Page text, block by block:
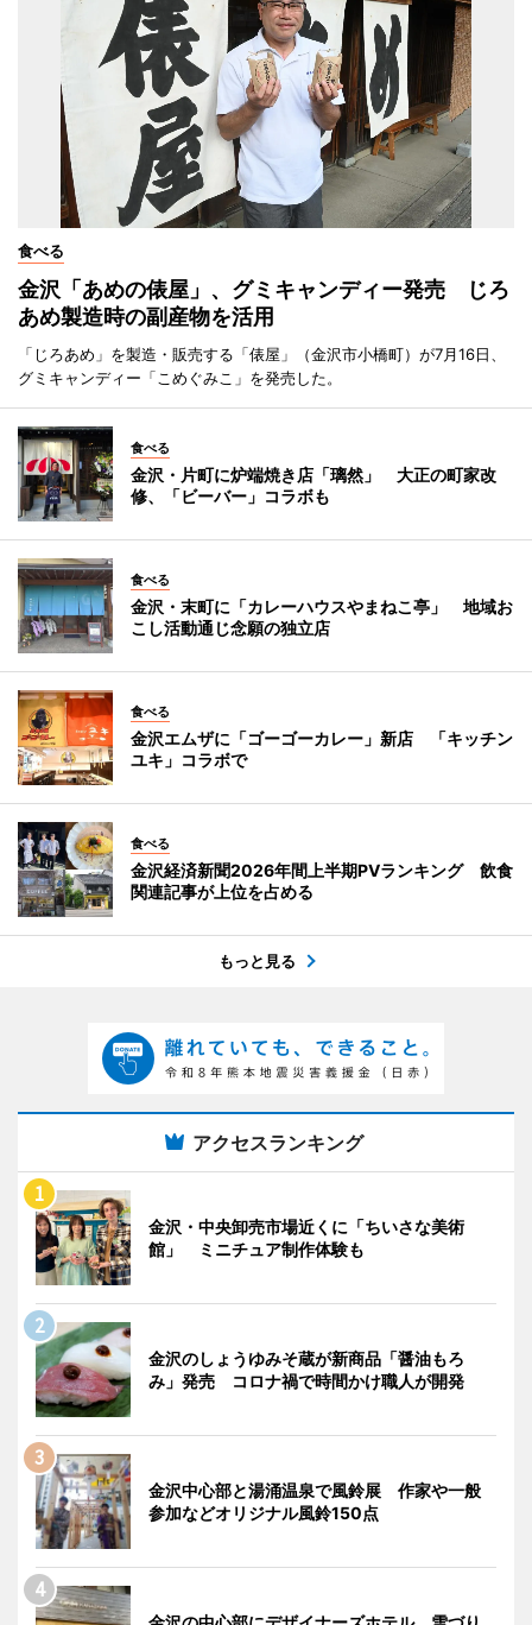
食べる
金沢「あめの俵屋」、グミキャンディー発売 じろ
あめ製造時の副産物を活用
「じろあめ」を製造・販売する「俵屋」（金沢市小橋町）が7月16日、
グミキャンディー「こめぐみこ」を発売した。
食べる
金沢・片町に炉端焼き店「璃然」 大正の町家改
修、「ビーバー」コラボも
食べる
金沢・末町に「カレーハウスやまねこ亭」 地域お
こし活動通じ念願の独立店
食べる
金沢エムザに「ゴーゴーカレー」新店 「キッチン
ユキ」コラボで
食べる
金沢経済新聞2026年間上半期PVランキング 飲食
関連記事が上位を占める
もっと見る
アクセスランキング
金沢・中央卸売市場近くに「ちいさな美術
館」 ミニチュア制作体験も
金沢のしょうゆみそ蔵が新商品「醤油もろ
み」発売 コロナ禍で時間かけ職人が開発
金沢中心部と湯涌温泉で風鈴展 作家や一般
参加などオリジナル風鈴150点